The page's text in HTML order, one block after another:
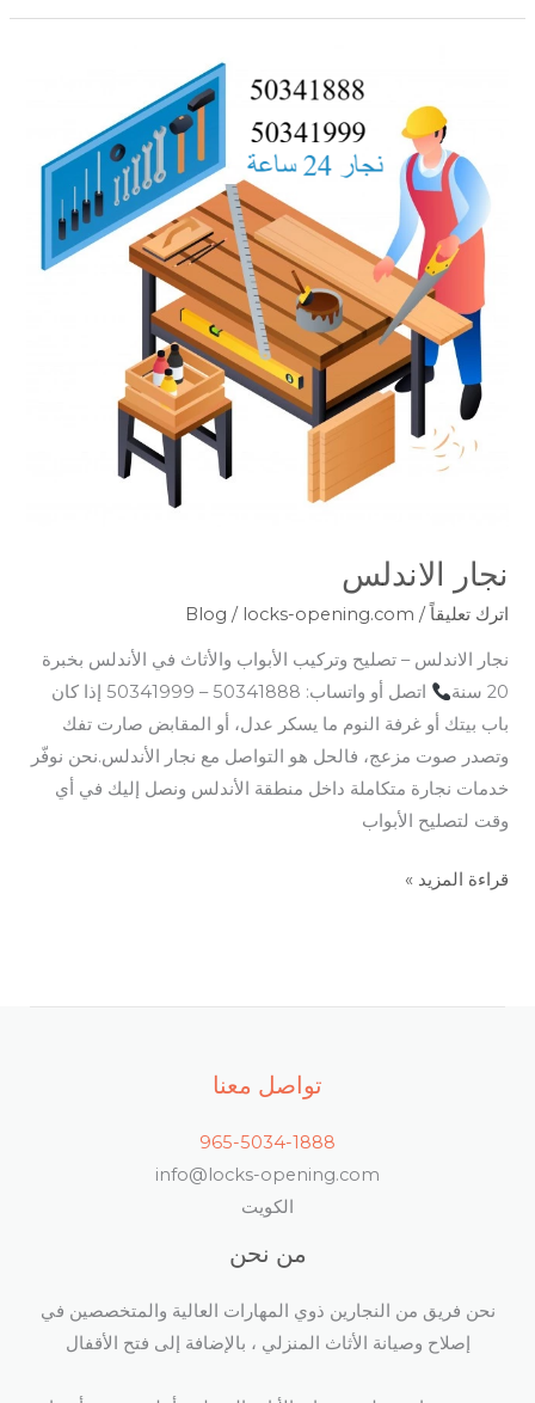
نجار الاندلس
اترك تعليقاً /
Blog / locks-opening.com
نجار الاندلس – تصليح وتركيب الأبواب والأثاث في الأندلس بخبرة
20 سنة
اتصل أو واتساب: 50341888 – 50341999 إذا كان
باب بيتك أو غرفة النوم ما يسكر عدل، أو المقابض صارت تفك
وتصدر صوت مزعج، فالحل هو التواصل مع نجار الأندلس.نحن نوفّر
خدمات نجارة متكاملة داخل منطقة الأندلس ونصل إليك في أي
وقت لتصليح الأبواب
قراءة المزيد »
تواصل معنا
965-5034-1888
info@locks-opening.com
الكويت
من نحن
نحن فريق من النجارين ذوي المهارات العالية والمتخصصين في
إصلاح وصيانة الأثاث المنزلي ، بالإضافة إلى فتح الأقفال​